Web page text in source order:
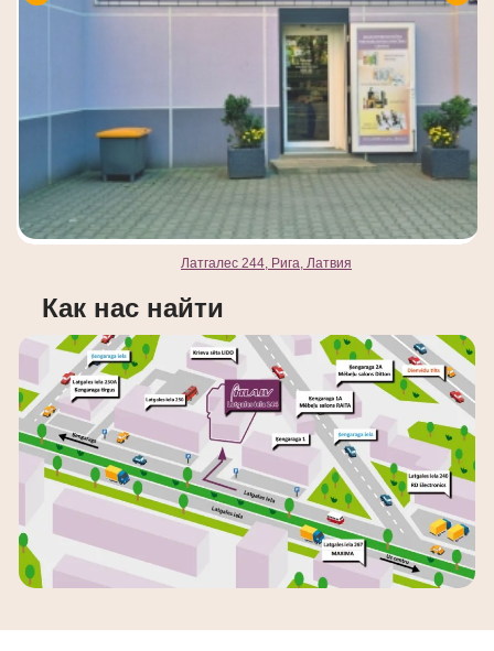
Латгалес 244, Рига, Латвия
Как нас найти